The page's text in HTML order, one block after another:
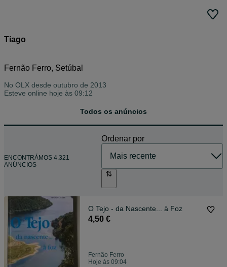
Tiago
Fernão Ferro, Setúbal
No OLX desde outubro de 2013
Esteve online hoje às 09:12
Todos os anúncios
ENCONTRÁMOS 4.321
ANÚNCIOS
Ordenar por
O Tejo - da Nascente... à Foz
4,50 €
Fernão Ferro
Hoje às 09:04